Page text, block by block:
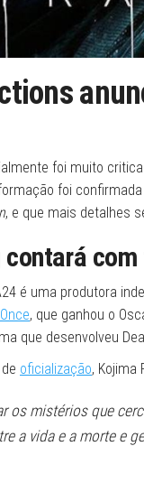
foi muito
foi
, e que mais detalhes
contará
é uma produtora
, que ganhou o
que desenvolveu
oficialização, Kojima
os mistérios que
a vida e a morte e